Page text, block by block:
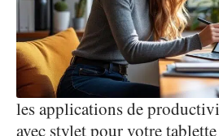
les applications de
avec stylet pour votre